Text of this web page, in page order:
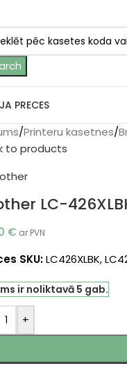
PRECES
/Printeru kasetnes/
to products
LC-
€ ar PVN
SKU:LC426XLBK,
ir noliktavā 5 gab.
+